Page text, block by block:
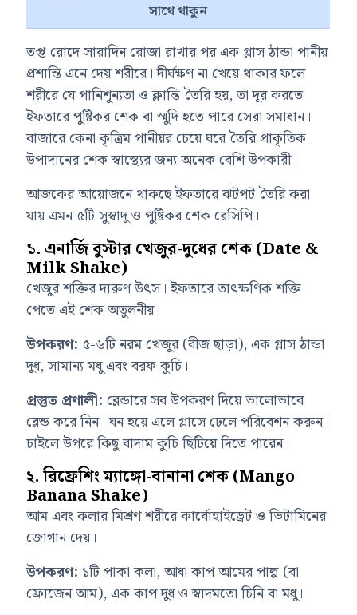
সাথে থাকুন
তপ্ত রোদে সারাদিন রোজা রাখার পর এক গ্লাস ঠান্ডা পানীয়
প্রশান্তি এনে দেয় শরীরে। দীর্ঘক্ষণ না খেয়ে থাকার ফলে
শরীরে যে পানিশূন্যতা ও ক্লান্তি তৈরি হয়, তা দূর করতে
ইফতারে পুষ্টিকর শেক বা স্মুদি হতে পারে সেরা সমাধান।
বাজারে কেনা কৃত্রিম পানীয়র চেয়ে ঘরে তৈরি প্রাকৃতিক
উপাদানের শেক স্বাস্থ্যের জন্য অনেক বেশি উপকারী।
আজকের আয়োজনে থাকছে ইফতারে ঝটপট তৈরি করা
যায় এমন ৫টি সুস্বাদু ও পুষ্টিকর শেক রেসিপি।
১. এনার্জি বুস্টার খেজুর-দুধের শেক (Date &
Milk Shake)
খেজুর শক্তির দারুণ উৎস। ইফতারে তাৎক্ষণিক শক্তি
পেতে এই শেক অতুলনীয়।
উপকরণ: ৫-৬টি নরম খেজুর (বীজ ছাড়া), এক গ্লাস ঠান্ডা
দুধ, সামান্য মধু এবং বরফ কুচি।
প্রস্তুত প্রণালী: ব্লেন্ডারে সব উপকরণ দিয়ে ভালোভাবে
ব্লেন্ড করে নিন। ঘন হয়ে এলে গ্লাসে ঢেলে পরিবেশন করুন।
চাইলে উপরে কিছু বাদাম কুচি ছিটিয়ে দিতে পারেন।
২. রিফ্রেশিং ম্যাঙ্গো-বানানা শেক (Mango
Banana Shake)
আম এবং কলার মিশ্রণ শরীরে কার্বোহাইড্রেট ও ভিটামিনের
জোগান দেয়।
উপকরণ: ১টি পাকা কলা, আধা কাপ আমের পাল্প (বা
ফ্রোজেন আম), এক কাপ দুধ ও স্বাদমতো চিনি বা মধু।